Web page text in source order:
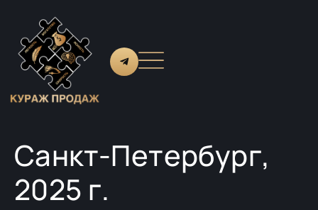
Санкт-Петербург,
2025 г.